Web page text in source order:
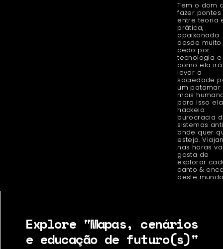
Tem o dom
fazer pontes
entre teoria
prática,
apaixonada
desde muito
cedo por
tecnologia e
como ela irá
levar a
sociedade
um patamar
mais
para isso ela
hackeia
burocracia
sistemas
onde quer
esteja.
nas horas
gosta de
explorar
canto &
deste
Explore "Mapas, cenários
e educação de futuro(s)"